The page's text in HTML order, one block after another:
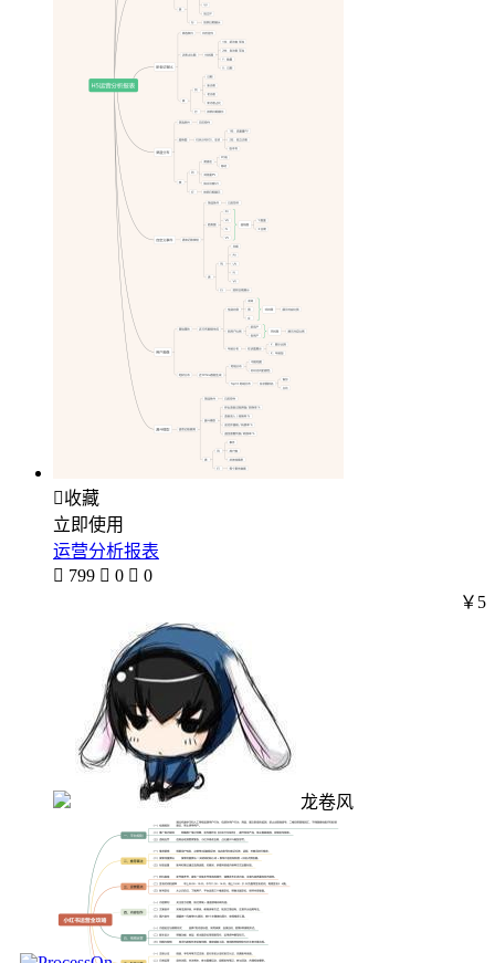
收藏
立即使用
运营分析报表
 799  0  0
龙卷风
￥5